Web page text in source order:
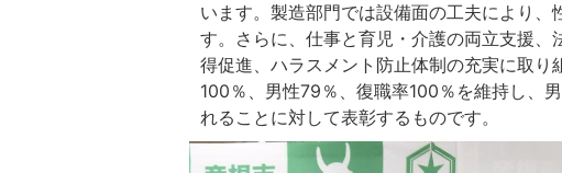
います。製造部門では設備面の工夫により
す。さらに、仕事と育児・介護の両立支援
得促進、ハラスメント防止体制の充実に取
100％、男性79％、復職率100％を維持し、
れることに対して表彰するものです。